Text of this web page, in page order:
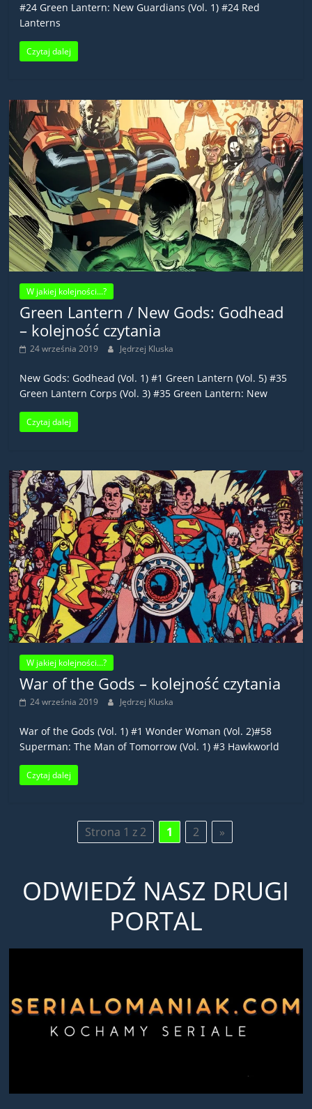
#24 Green Lantern: New Guardians (Vol. 1) #24 Red
Lanterns
Czytaj dalej
W jakiej kolejności...?
Green Lantern / New Gods: Godhead
– kolejność czytania
24 września 2019 Jędrzej Kluska
New Gods: Godhead (Vol. 1) #1 Green Lantern (Vol. 5) #35
Green Lantern Corps (Vol. 3) #35 Green Lantern: New
Czytaj dalej
W jakiej kolejności...?
War of the Gods – kolejność czytania
24 września 2019 Jędrzej Kluska
War of the Gods (Vol. 1) #1 Wonder Woman (Vol. 2)#58
Superman: The Man of Tomorrow (Vol. 1) #3 Hawkworld
Czytaj dalej
Strona 1 z 2 1 2 »
ODWIEDŹ NASZ DRUGI
PORTAL